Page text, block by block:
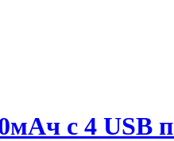
с 4 USB